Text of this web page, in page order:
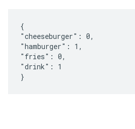
{
"cheeseburger": 0,
"hamburger": 1,
"fries": 0,
"drink": 1